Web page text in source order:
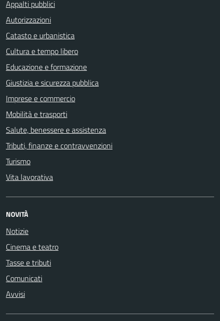
Appalti pubblici
Autorizzazioni
Catasto e urbanistica
Cultura e tempo libero
Educazione e formazione
Giustizia e sicurezza pubblica
Imprese e commercio
Mobilità e trasporti
Salute, benessere e assistenza
Tributi, finanze e contravvenzioni
Turismo
Vita lavorativa
NOVITÀ
Notizie
Cinema e teatro
Tasse e tributi
Comunicati
Avvisi